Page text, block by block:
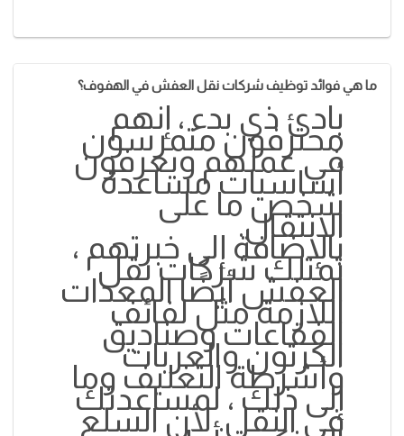
ما هي فوائد توظيف شركات نقل العفش في الهفوف؟
بادئ ذي بدء ، إنهم
محترفون متمرسون
في عملهم ويعرفون
أساسيات مساعدة
شخص ما على
الانتقال.
بالإضافة إلى خبرتهم ،
تمتلك شركات نقل
العفش أيضًا المعدات
اللازمة مثل لفائف
الفقاعات وصناديق
الكرتون والعربات
وأشرطة التغليف وما
إلى ذلك ، لمساعدتك
في النقل. لأن السلع